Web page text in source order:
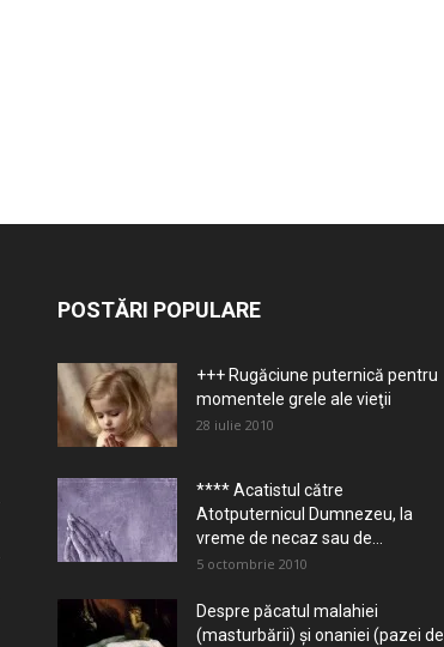
POSTĂRI POPULARE
+++ Rugăciune puternică pentru
momentele grele ale vieţii
28 iulie 2010
**** Acatistul către
Atotputernicul Dumnezeu, la
vreme de necaz sau de...
5 octombrie 2010
Despre păcatul malahiei
(masturbării) şi onaniei (pazei de